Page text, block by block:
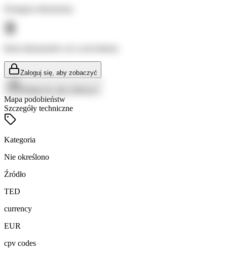
Zaloguj się, aby zobaczyć
Mapa podobieństw
Szczegóły techniczne
Kategoria
Nie określono
Źródło
TED
currency
EUR
cpv codes